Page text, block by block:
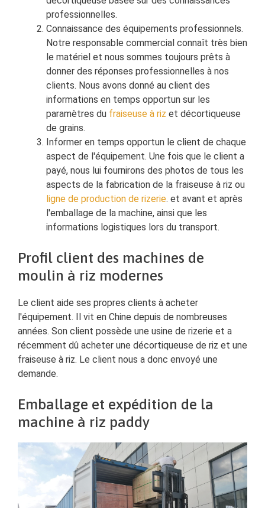
professionnelles.
Connaissance des équipements professionnels.
Notre responsable commercial connaît très bien
le matériel et nous sommes toujours prêts à
donner des réponses professionnelles à nos
clients. Nous avons donné au client des
informations en temps opportun sur les
paramètres du fraiseuse à riz et décortiqueuse
de grains.
Informer en temps opportun le client de chaque
aspect de l'équipement. Une fois que le client a
payé, nous lui fournirons des photos de tous les
aspects de la fabrication de la fraiseuse à riz ou
ligne de production de rizerie. et avant et après
l'emballage de la machine, ainsi que les
informations logistiques lors du transport.
Profil client des machines de
moulin à riz modernes
Le client aide ses propres clients à acheter
l'équipement. Il vit en Chine depuis de nombreuses
années. Son client possède une usine de rizerie et a
récemment dû acheter une décortiqueuse de riz et une
fraiseuse à riz. Le client nous a donc envoyé une
demande.
Emballage et expédition de la
machine à riz paddy